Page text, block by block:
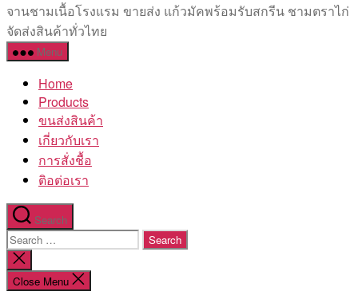
เซรามิค
ครบ
ครัน
โรงงาน
จานชามเนื้อโรงแรม ขายส่ง แก้วมัคพร้อมรับสกรีน ชามตราไก่
จัดส่งสินค้าทั่วไทย
Menu
Home
Products
ขนส่งสินค้า
เกี่ยวกับเรา
การสั่งชื้อ
ติอต่อเรา
Search
Search
for:
Close
search
Close Menu